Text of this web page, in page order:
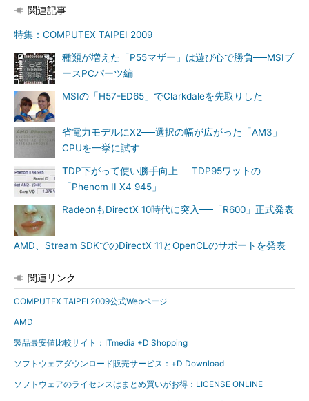
関連記事
特集：COMPUTEX TAIPEI 2009
種類が増えた「P55マザー」は遊び心で勝負──MSIブ
ースPCパーツ編
MSIの「H57-ED65」でClarkdaleを先取りした
省電力モデルにX2──選択の幅が広がった「AM3」
CPUを一挙に試す
TDP下がって使い勝手向上──TDP95ワットの
「Phenom II X4 945」
RadeonもDirectX 10時代に突入──「R600」正式発表
AMD、Stream SDKでのDirectX 11とOpenCLのサポートを発表
関連リンク
COMPUTEX TAIPEI 2009公式Webページ
AMD
製品最安値比較サイト：ITmedia +D Shopping
ソフトウェアダウンロード販売サービス：+D Download
ソフトウェアのライセンスはまとめ買いがお得：LICENSE ONLINE